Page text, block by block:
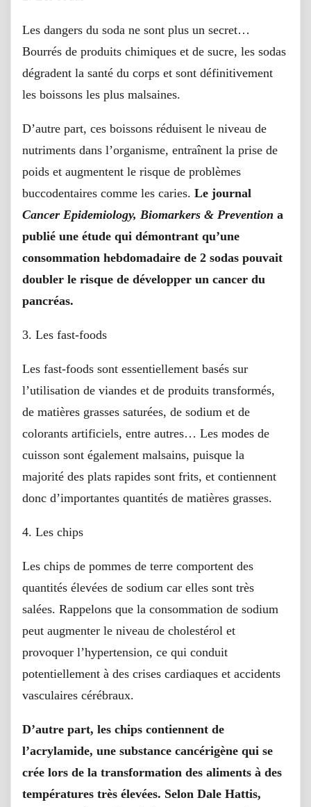
Les dangers du soda ne sont plus un secret…
Bourrés de produits chimiques et de sucre, les sodas
dégradent la santé du corps et sont définitivement
les boissons les plus malsaines.
D’autre part, ces boissons réduisent le niveau de
nutriments dans l’organisme, entraînent la prise de
poids et augmentent le risque de problèmes
buccodentaires comme les caries. Le journal
Cancer Epidemiology, Biomarkers & Prevention a
publié une étude qui démontrant qu’une
consommation hebdomadaire de 2 sodas pouvait
doubler le risque de développer un cancer du
pancréas.
3. Les fast-foods
Les fast-foods sont essentiellement basés sur
l’utilisation de viandes et de produits transformés,
de matières grasses saturées, de sodium et de
colorants artificiels, entre autres… Les modes de
cuisson sont également malsains, puisque la
majorité des plats rapides sont frits, et contiennent
donc d’importantes quantités de matières grasses.
4. Les chips
Les chips de pommes de terre comportent des
quantités élevées de sodium car elles sont très
salées. Rappelons que la consommation de sodium
peut augmenter le niveau de cholestérol et
provoquer l’hypertension, ce qui conduit
potentiellement à des crises cardiaques et accidents
vasculaires cérébraux.
D’autre part, les chips contiennent de
l’acrylamide, une substance cancérigène qui se
crée lors de la transformation des aliments à des
températures très élevées. Selon Dale Hattis,